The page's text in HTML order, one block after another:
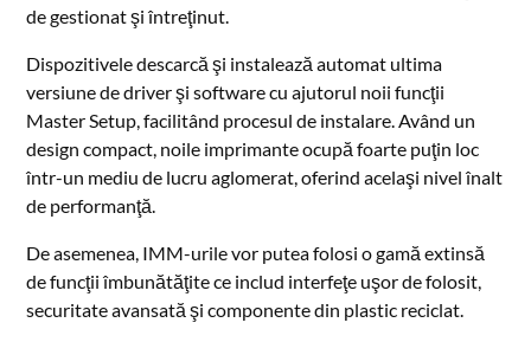
de gestionat şi întreţinut.
Dispozitivele descarcă şi instalează automat ultima
versiune de driver şi software cu ajutorul noii funcţii
Master Setup, facilitând procesul de instalare. Având un
design compact, noile imprimante ocupă foarte puţin loc
într-un mediu de lucru aglomerat, oferind acelaşi nivel înalt
de performanţă.
De asemenea, IMM-urile vor putea folosi o gamă extinsă
de funcţii îmbunătăţite ce includ interfeţe uşor de folosit,
securitate avansată şi componente din plastic reciclat.